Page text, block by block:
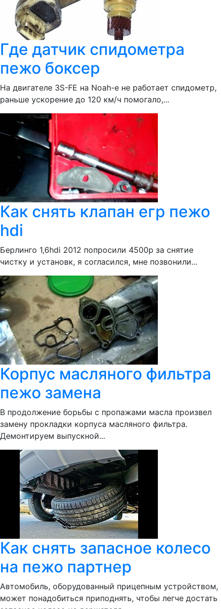
Где датчик спидометра
пежо боксер
На двигателе 3S-FE на Noah-e не работает спидометр,
раньше ускорение до 120 км/ч помогало,...
Как снять клапан егр пежо
hdi
Берлинго 1,6hdi 2012 попросили 4500р за снятие
чистку и установк, я согласился, мне позвонили...
Корпус масляного фильтра
пежо замена
В продолжение борьбы с пропажами масла произвел
замену прокладки корпуса масляного фильтра.
Демонтируем выпускной...
Как снять запасное колесо
на пежо партнер
Автомобиль, оборудованный прицепным устройством,
может понадобиться приподнять, чтобы легче достать